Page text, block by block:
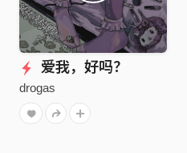
爱我，好吗？
drogas